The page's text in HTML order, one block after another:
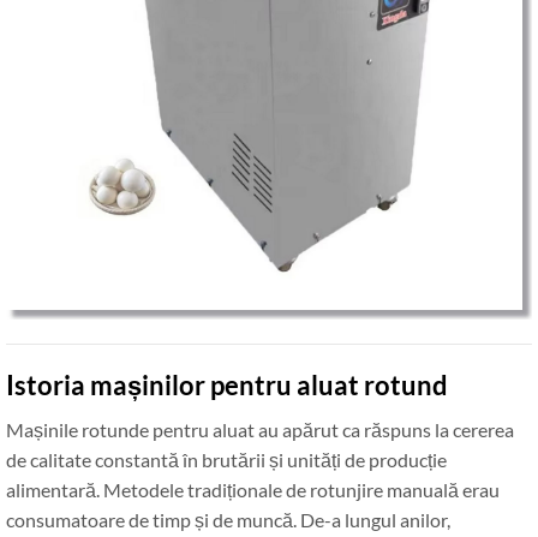
Istoria mașinilor pentru aluat rotund
Mașinile rotunde pentru aluat au apărut ca răspuns la cererea
de calitate constantă în brutării și unități de producție
alimentară. Metodele tradiționale de rotunjire manuală erau
consumatoare de timp și de muncă. De-a lungul anilor,